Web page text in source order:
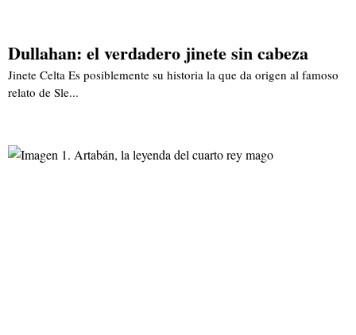
Dullahan: el verdadero jinete sin cabeza
Jinete Celta Es posiblemente su historia la que da origen al famoso
relato de Sle...